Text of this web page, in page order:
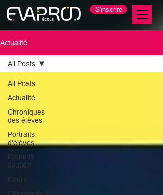
S'inscrire
Actualité
All Posts
Actualité
Chroniques
des élèves
Portraits
d'élèves
Produits
soutien
Cours
All Posts